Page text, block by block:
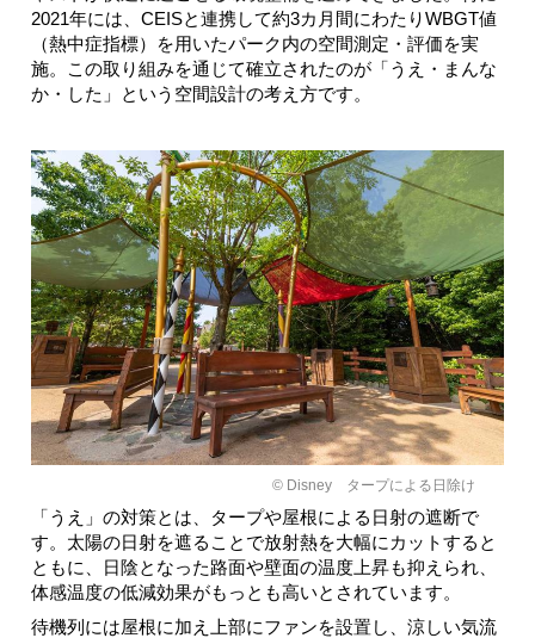
2021年には、CEISと連携して約3カ月間にわたりWBGT値
（熱中症指標）を用いたパーク内の空間測定・評価を実
施。この取り組みを通じて確立されたのが「うえ・まんな
か・した」という空間設計の考え方です。
© Disney タープによる日除け
「うえ」の対策とは、タープや屋根による日射の遮断で
す。太陽の日射を遮ることで放射熱を大幅にカットすると
ともに、日陰となった路面や壁面の温度上昇も抑えられ、
体感温度の低減効果がもっとも高いとされています。
待機列には屋根に加え上部にファンを設置し、涼しい気流